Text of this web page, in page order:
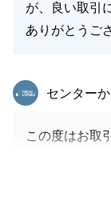
が、良い取引
ありがとうご
東急リバブ
センター
この度はお取